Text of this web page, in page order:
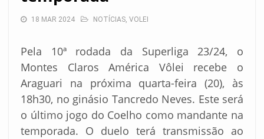
18 MAR 2024 NOTÍCIAS, VOLEI
Pela 10ª rodada da Superliga 23/24, o
Montes Claros América Vôlei recebe o
Araguari na próxima quarta-feira (20), às
18h30, no ginásio Tancredo Neves. Este será
o último jogo do Coelho como mandante na
temporada. O duelo terá transmissão ao